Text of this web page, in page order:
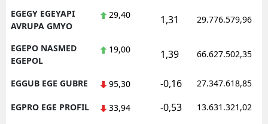
EGEGY EGEYAPI
AVRUPA GMYO
29,40 1,31 29.776.579,96
EGEPO NASMED
EGEPOL
19,00 1,39 66.627.502,35
EGGUB EGE GUBRE 95,30 -0,16 27.347.618,85
EGPRO EGE PROFIL 33,94 -0,53 13.631.321,02